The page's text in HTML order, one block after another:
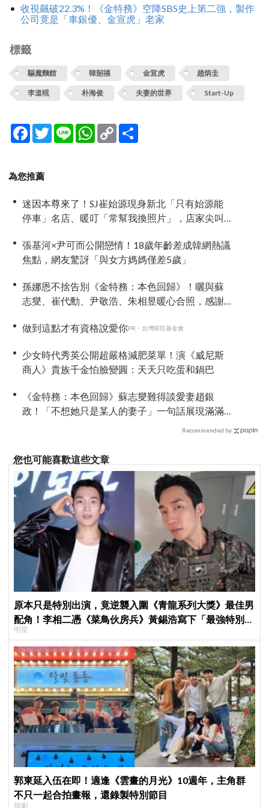
收視飆破22.3%！《金特務》空降SBS史上第二強，製作
公司竟是「車銀優、金宣虎」老家
標籤
驅魔麵館 韓韶禧 金宣虎 趙炳圭
李道晛 朴海俊 夫妻的世界 Start-Up
Facebook
TwitterLine WhatsApp
Copy
Link
為您推薦
迷因本尊來了！SJ崔始源現身新北「只有始源能
停車」名店、暖叮「常幫我換照片」，店家尖叫
張基河×尹可而公開戀情！18歲年齡差成韓網熱議
焦點，網友驚訝「與女方媽媽僅差5歲」
孫娜恩不捨告別《金特務：本色回歸》！曬與蘇
志燮、崔代勳、尹敬浩、朱相昱暖心合照，感謝
做到這點才有資格說愛你PR・台灣癌症基金會
少女時代秀英公開超嚴格減肥菜單！演《威尼斯
商人》貴族千金怕臉變圓：天天只吃蛋和鍋巴
《金特務：本色回歸》蘇志燮難得談愛妻趙銀
政！「不想她只是某人的妻子」一句話展現滿滿
Recommended by
您也可能喜歡這些文章
原本只是特別出演，竟逆襲入圍《青龍系列大獎》最佳男
配角！李相二憑《菜鳥伙房兵》黃錫浩寫下「最強特別出
演」傳奇
明星
郭東延入伍在即！適逢《雲畫的月光》10週年，主角群
不只一起合拍畫報，還錄製特別節目
韓劇